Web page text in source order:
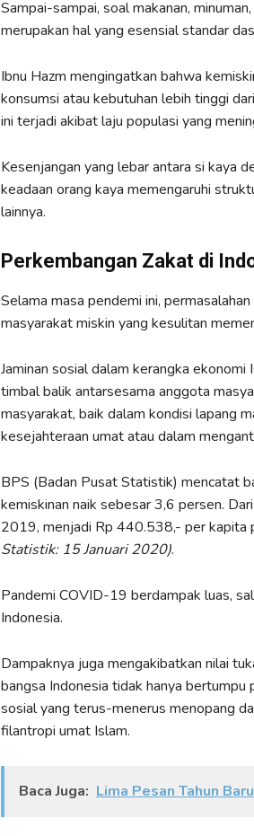
Sampai-sampai, soal makanan,
merupakan hal yang esensial standar
Ibnu Hazm mengingatkan bahwa
konsumsi atau kebutuhan lebih tinggi
ini terjadi akibat laju populasi yang
Kesenjangan yang lebar antara si kaya
keadaan orang kaya memengaruhi
lainnya.
Perkembangan Zakat di
Selama masa pendemi ini,
masyarakat miskin yang kesulitan
Jaminan sosial dalam kerangka
timbal balik antarsesama anggota
masyarakat, baik dalam kondisi lapang
kesejahteraan umat atau dalam
BPS (Badan Pusat Statistik) mencatat
kemiskinan naik sebesar 3,6 persen.
2019, menjadi Rp 440.538,- per kapita
Statistik: 15 Januari 2020).
Pandemi COVID-19 berdampak luas,
Indonesia.
Dampaknya juga mengakibatkan nilai
bangsa Indonesia tidak hanya bertumpu
sosial yang terus-menerus menopang
filantropi umat Islam.
Baca Juga: Lima Pesan Tahun Baru